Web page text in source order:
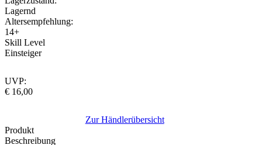
Lagernd
Altersempfehlung:
14+
Skill Level
Einsteiger
UVP:
€ 16,00
Zur Händlerübersicht
Produkt
Beschreibung